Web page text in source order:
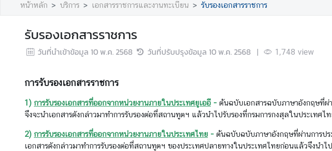
ข่
ว
แ
ล
ป
ร
ะ
ก
ศ
หน้าหลัก บริการ เอกสารราชการและงานทะเบียน รับรองเอกสารราชการ
รับรองเอกสารราชการ
วันที่นำเข้าข้อมูล 10 พ.ค. 2568 วันที่ปรับปรุงข้อมูล 10 พ.ค. 2568 | 1,748 view
การรับรองเอกสารราชการ
1) การรับรองเอกสารที่ออกจากหน่วยงานภายในประเทศยูเออี - ต้นฉบับเอกสารฉบับภาษาอังกฤษที่ผ่า
จึงจะนําเอกสารดังกล่าวมาทําการรับรองต่อที่สถานทูตฯ แล้วนําไปรับรองที่กรมการกงสุลในประเทศ
2) การรับรองเอกสารที่ออกจากหน่วยงานภายในประเทศไทย - ต้นฉบับฉบับภาษาอังกฤษที่ผ่านการปร
เอกสารดังกล่าวมาทําการรับรองต่อที่สถานทูตฯ ของประเทศปลายทางในประเทศไทยก่อนแล้วจึงนําไ